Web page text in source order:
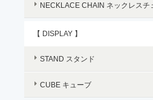
NECKLACE CHAIN ネックレスチ
【 DISPLAY 】
STAND スタンド
CUBE キューブ